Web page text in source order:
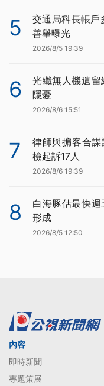
5
交通局科長帳
善舉曝光
2026/8/5 19:39
6
光纖無人機遺
隱憂
2026/8/6 15:51
7
律師與掮客合謀
檢起訴17人
2026/8/6 19:39
8
白海豚估最快
形成
2026/8/5 12:50
內容
即時新聞
專題策展